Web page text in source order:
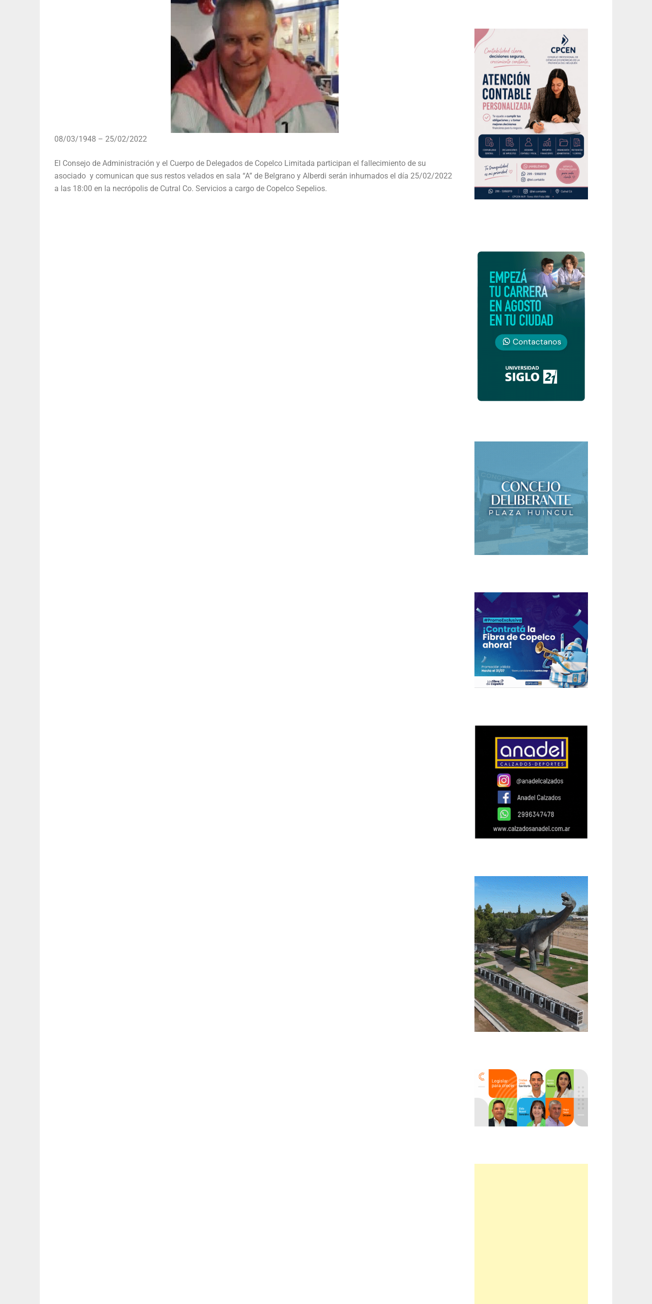
08/03/1948 – 25/02/2022
El Consejo de Administración y el Cuerpo de Delegados de Copelco Limitada participan el fallecimiento de su
asociado y comunican que sus restos velados en sala “A” de Belgrano y Alberdi serán inhumados el día 25/02/2022
a las 18:00 en la necrópolis de Cutral Co. Servicios a cargo de Copelco Sepelios.